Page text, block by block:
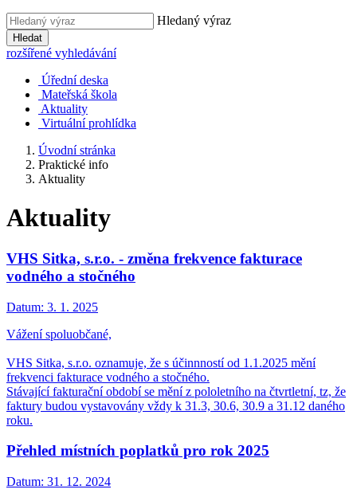
Hledaný výraz
Hledat
rozšířené vyhledávání
Úřední deska
Mateřská škola
Aktuality
Virtuální prohlídka
Úvodní stránka
Praktické info
Aktuality
Aktuality
VHS Sitka, s.r.o. - změna frekvence fakturace
vodného a stočného
Datum: 3. 1. 2025
Vážení spoluobčané,
VHS Sitka, s.r.o. oznamuje, že s účinnností od 1.1.2025 mění
frekvenci fakturace vodného a stočného.
Stávající fakturační období se mění z pololetního na čtvrtletní, tz, že
faktury budou vystavovány vždy k 31.3, 30.6, 30.9 a 31.12 daného
roku.
Přehled místních poplatků pro rok 2025
Datum: 31. 12. 2024